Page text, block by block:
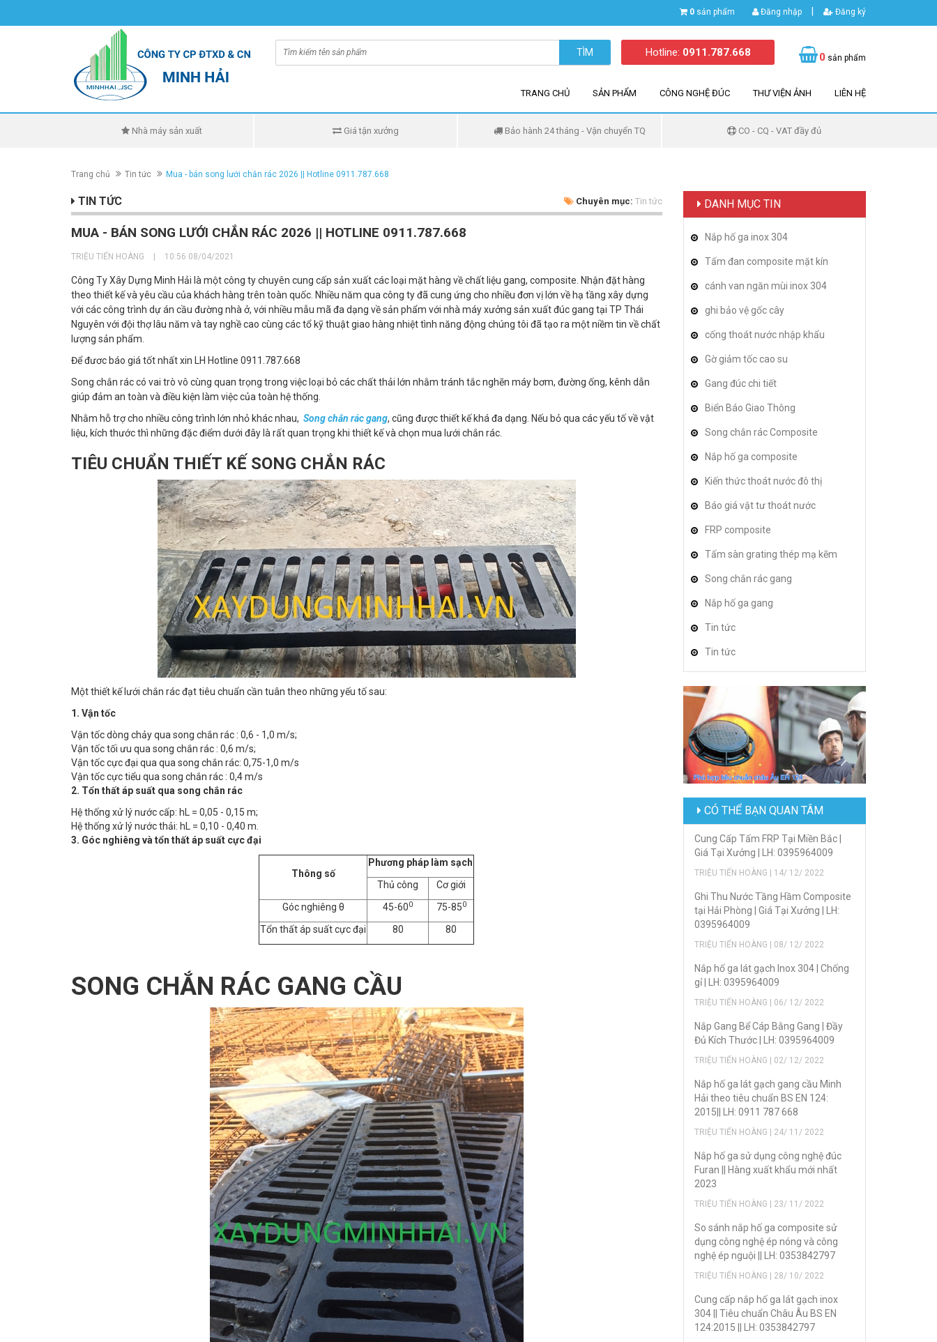
0 sản phẩm Đăng nhập Đăng ký
TÌM Hotline: 0911.787.668 0 sản phẩm
TRANG CHỦ SẢN PHẨM CÔNG NGHỆ ĐÚC THƯ VIỆN ẢNH LIÊN HỆ
Nhà máy sản xuất Giá tận xưởng Bảo hành 24 tháng - Vận chuyển TQ CO - CQ - VAT đầy đủ
Trang chủ Tin tức Mua - bán song lưới chắn rác 2026 || Hotline 0911.787.668
TIN TỨC Chuyên mục: Tin tức
MUA - BÁN SONG LƯỚI CHẮN RÁC 2026 || HOTLINE 0911.787.668
TRIỆU TIẾN HOÀNG 10:56 08/04/2021
Công Ty Xây Dựng Minh Hải là một công ty chuyên cung cấp sản xuất các loại mặt hàng về chất liệu gang, composite. Nhận đặt hàng
theo thiết kế và yêu cầu của khách hàng trên toàn quốc. Nhiều năm qua công ty đã cung ứng cho nhiều đơn vị lớn về hạ tầng xây dựng
với các công trình dự án cầu đường nhà ở, với nhiều mẫu mã đa dạng về sản phẩm với nhà máy xưởng sản xuất đúc gang tại TP Thái
Nguyên với đội thợ lâu năm và tay nghề cao cùng các tổ kỹ thuật giao hàng nhiệt tình năng động chúng tôi đã tạo ra một niềm tin về chất
lượng sản phẩm.
Để đươc báo giá tốt nhất xin LH Hotline 0911.787.668
Song chắn rác có vai trò vô cùng quan trọng trong việc loại bỏ các chất thải lớn nhằm tránh tắc nghẽn máy bơm, đường ống, kênh dẫn
giúp đảm an toàn và điều kiện làm việc của toàn hệ thống.
Nhằm hỗ trợ cho nhiều công trình lớn nhỏ khác nhau, Song chắn rác gang, cũng được thiết kế khá đa dạng. Nếu bỏ qua các yếu tố về vật
liệu, kích thước thì những đặc điểm dưới đây là rất quan trọng khi thiết kế và chọn mua lưới chắn rác.
TIÊU CHUẨN THIẾT KẾ SONG CHẮN RÁC
Một thiết kế lưới chắn rác đạt tiêu chuẩn cần tuân theo những yếu tố sau:
1. Vận tốc
Vận tốc dòng chảy qua song chắn rác : 0,6 - 1,0 m/s;
Vận tốc tối ưu qua song chắn rác : 0,6 m/s;
Vận tốc cực đại qua qua song chắn rác: 0,75-1,0 m/s
Vận tốc cực tiểu qua song chắn rác : 0,4 m/s
2. Tổn thất áp suất qua song chắn rác
Hệ thống xử lý nước cấp: hL = 0,05 - 0,15 m;
Hệ thống xử lý nước thải: hL = 0,10 - 0,40 m.
3. Góc nghiêng và tổn thất áp suất cực đại
Thông số
Phương pháp làm sạch
Thủ công
Cơ giới
Góc nghiêng θ
45-600 75-850
Tổn thất áp suất cực đại 80 80
SONG CHẮN RÁC GANG CẦU
DANH MỤC TIN
Nắp hố ga inox 304
Tấm đan composite mặt kín
cánh van ngăn mùi inox 304
ghi bảo vệ gốc cây
cống thoát nước nhập khẩu
Gờ giảm tốc cao su
Gang đúc chi tiết
Biển Báo Giao Thông
Song chắn rác Composite
Nắp hố ga composite
Kiến thức thoát nước đô thị
Báo giá vật tư thoát nước
FRP composite
Tấm sàn grating thép mạ kẽm
Song chắn rác gang
Nắp hố ga gang
Tin tức
Tin tức
CÓ THỂ BẠN QUAN TÂM
Cung Cấp Tấm FRP Tại Miền Bắc |
Giá Tại Xưởng | LH: 0395964009
TRIỆU TIẾN HOÀNG | 14/ 12/ 2022
Ghi Thu Nước Tầng Hầm Composite
tại Hải Phòng | Giá Tại Xưởng | LH:
0395964009
TRIỆU TIẾN HOÀNG | 08/ 12/ 2022
Nắp hố ga lát gạch Inox 304 | Chống
gỉ | LH: 0395964009
TRIỆU TIẾN HOÀNG | 06/ 12/ 2022
Nắp Gang Bể Cáp Bằng Gang | Đầy
Đủ Kích Thước | LH: 0395964009
TRIỆU TIẾN HOÀNG | 02/ 12/ 2022
Nắp hố ga lát gạch gang cầu Minh
Hải theo tiêu chuẩn BS EN 124:
2015|| LH: 0911 787 668
TRIỆU TIẾN HOÀNG | 24/ 11/ 2022
Nắp hố ga sử dụng công nghệ đúc
Furan || Hàng xuất khẩu mới nhất
2023
TRIỆU TIẾN HOÀNG | 23/ 11/ 2022
So sánh nắp hố ga composite sử
dụng công nghệ ép nóng và công
nghệ ép nguội || LH: 0353842797
TRIỆU TIẾN HOÀNG | 28/ 10/ 2022
Cung cấp nắp hố ga lát gạch inox
304 || Tiêu chuẩn Châu Âu BS EN
124:2015 || LH: 0353842797